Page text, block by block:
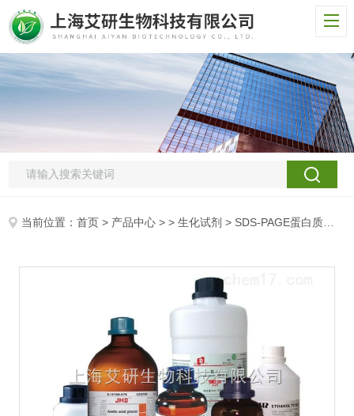
当前位置：首页 > 产品中心 > >生化试剂 > SDS-PAGE蛋白质次高分子标准/次高分子MARK